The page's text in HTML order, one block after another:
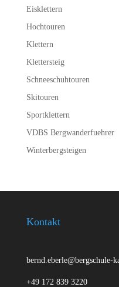
Eisklettern
Hochtouren
Klettern
Klettersteig
Schneeschuhtouren
Skitouren
Sportklettern
VDBS Bergwanderfuehrer
Winterbergsteigen
Kontakt
bernd.eberle@bergschule-
+49 172 839 3220